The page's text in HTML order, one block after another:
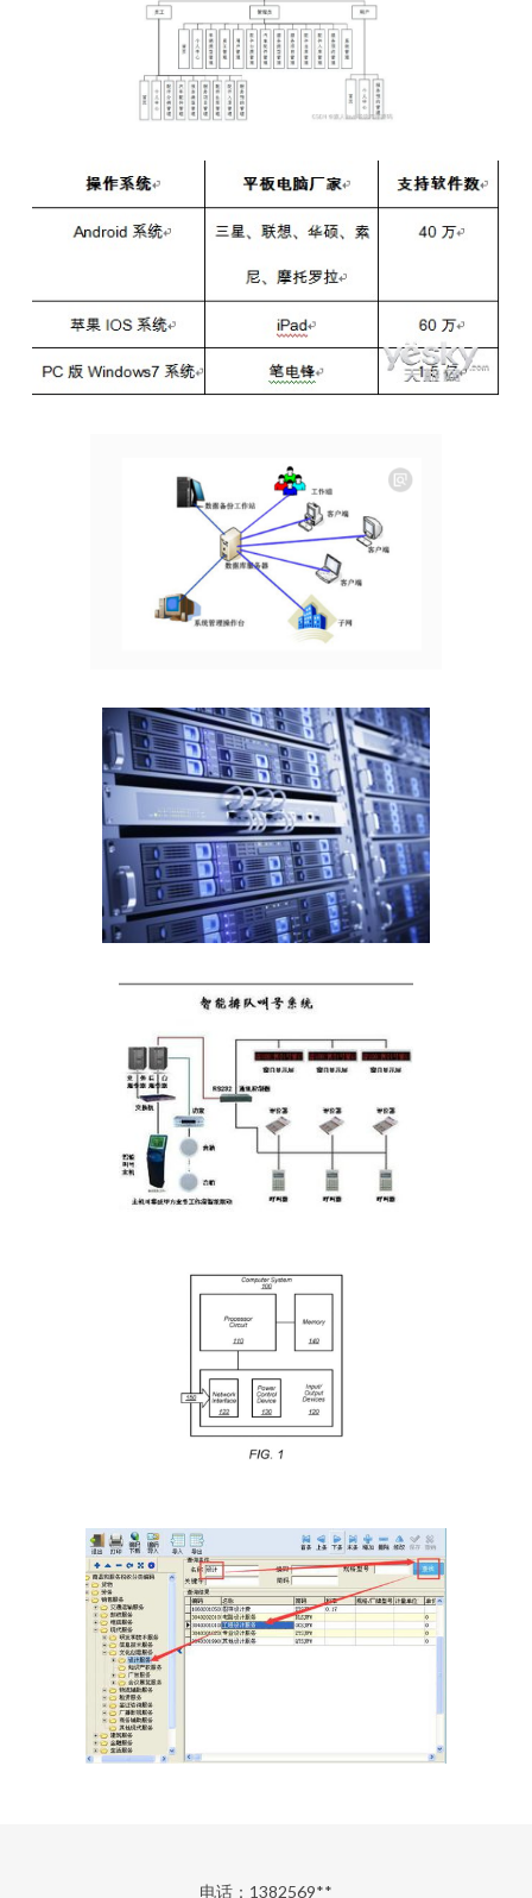
电话：1382569**